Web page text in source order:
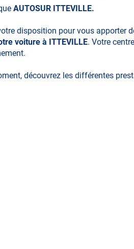
AUTOSUR ITTEVILLE.
disposition pour vous apporter
voiture à ITTEVILLE. Votre
découvrez les différentes